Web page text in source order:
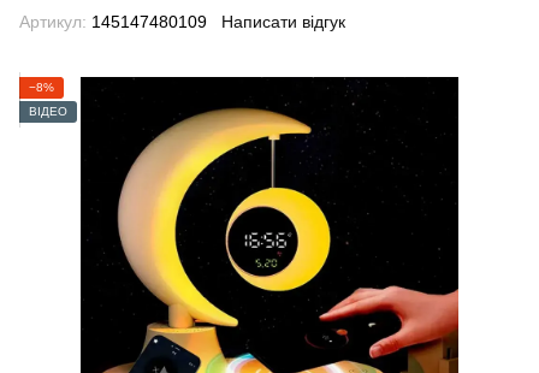
Артикул: 145147480109 Написати відгук
−8%
ВІДЕО